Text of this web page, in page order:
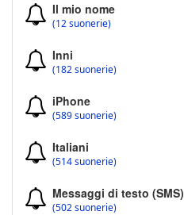
Il mio nome
(12 suonerie)
Inni
(182 suonerie)
iPhone
(589 suonerie)
Italiani
(514 suonerie)
Messaggi di testo (SMS)
(502 suonerie)